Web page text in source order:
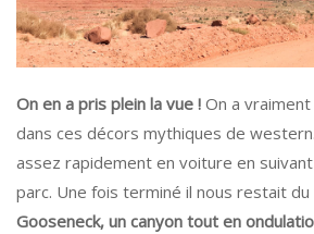
On en a pris plein la vue ! On a
dans ces décors mythiques de
assez rapidement en voiture en
parc. Une fois terminé il nous restait
Gooseneck, un canyon tout en